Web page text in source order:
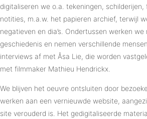
digitaliseren we o.a. tekeningen, schilderijen,
notities, m.a.w. het papieren archief, terwijl
negatieven en dia’s. Ondertussen werken
geschiedenis en nemen verschillende
interviews af met Åsa Lie, die worden
met filmmaker Mathieu Hendrickx.
We blijven het oeuvre ontsluiten door
werken aan een vernieuwde website,
site verouderd is. Het gedigitaliseerde